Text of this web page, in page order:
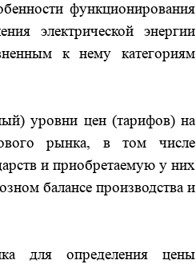
функционирования
электрической энергии
к нему категориям
уровни цен (тарифов) на
рынка, в том числе
и приобретаемую у них
балансе производства и
для определения цены